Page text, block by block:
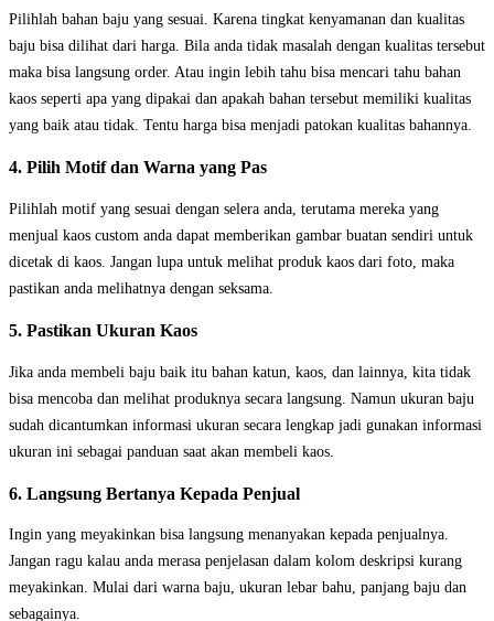
Pilihlah bahan baju yang sesuai. Karena tingkat kenyamanan dan kualitas
baju bisa dilihat dari harga. Bila anda tidak masalah dengan kualitas tersebut
maka bisa langsung order. Atau ingin lebih tahu bisa mencari tahu bahan
kaos seperti apa yang dipakai dan apakah bahan tersebut memiliki kualitas
yang baik atau tidak. Tentu harga bisa menjadi patokan kualitas bahannya.
4. Pilih Motif dan Warna yang Pas
Pilihlah motif yang sesuai dengan selera anda, terutama mereka yang
menjual kaos custom anda dapat memberikan gambar buatan sendiri untuk
dicetak di kaos. Jangan lupa untuk melihat produk kaos dari foto, maka
pastikan anda melihatnya dengan seksama.
5. Pastikan Ukuran Kaos
Jika anda membeli baju baik itu bahan katun, kaos, dan lainnya, kita tidak
bisa mencoba dan melihat produknya secara langsung. Namun ukuran baju
sudah dicantumkan informasi ukuran secara lengkap jadi gunakan informasi
ukuran ini sebagai panduan saat akan membeli kaos.
6. Langsung Bertanya Kepada Penjual
Ingin yang meyakinkan bisa langsung menanyakan kepada penjualnya.
Jangan ragu kalau anda merasa penjelasan dalam kolom deskripsi kurang
meyakinkan. Mulai dari warna baju, ukuran lebar bahu, panjang baju dan
sebagainya.